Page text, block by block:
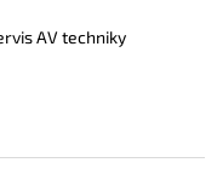
AV techniky